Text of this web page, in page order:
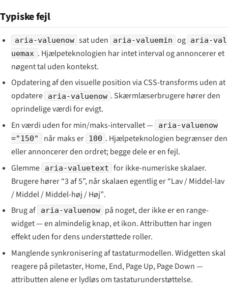
Typiske fejl
aria-valuenow sat uden aria-valuemin og aria-val
uemax . Hjælpeteknologien har intet interval og annoncerer et
nøgent tal uden kontekst.
Opdatering af den visuelle position via CSS-transforms uden at
opdatere
aria-valuenow . Skærmlæserbrugere hører den
oprindelige værdi for evigt.
En værdi uden for min/maks-intervallet —
aria-valuenow
="150"
når maks er 100 . Hjælpeteknologien begrænser den
eller annoncerer den ordret; begge dele er en fejl.
Glemme
aria-valuetext for ikke-numeriske skalaer.
Brugere hører “3 af 5”, når skalaen egentlig er“Lav / Middel-lav
/ Middel / Middel-høj / Høj”.
Brug af
aria-valuenow
på noget, der ikke er en range-
widget — en almindelig knap, et ikon. Attributten har ingen
effekt uden for dens understøttede roller.
Manglende synkronisering af tastaturmodellen. Widgetten skal
reagere på piletaster, Home, End, Page Up, Page Down —
attributten alene er lydløs om tastaturunderstøttelse.